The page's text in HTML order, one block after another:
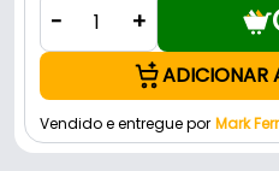
- +
ADICIONAR
Vendido e entregue por Mark